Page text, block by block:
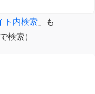
ト内検索 」も
検索）